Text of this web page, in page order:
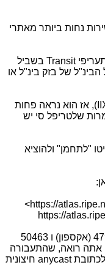
נחות ביותר מאתרי
2. טריפל סי ואקספון עצמן צריכות לשלם תעריפי Transit בשביל
הבינ"ל של בזק בינ"ל או
3. תעבורה זו נמנעת ממחלף האינטרנט (IIX), אז הוא נראה פחות
שלטריפל סי יש
"לתחמן" ולהוציא
https://
תשומת לב לזמני התגובה מ-ASN-ים 47956 (אקספון) ו 50463
ומגיעה דרך peering לכתובת anycast חיצונית